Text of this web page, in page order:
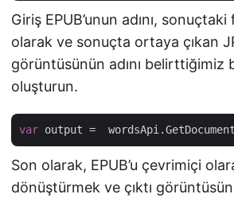
Giriş EPUB’unun adını, sonuçtaki
olarak ve sonuçta ortaya çıkan
görüntüsünün adını belirttiğimiz
oluşturun.
var
Son olarak, EPUB’u çevrimiçi
dönüştürmek ve çıktı